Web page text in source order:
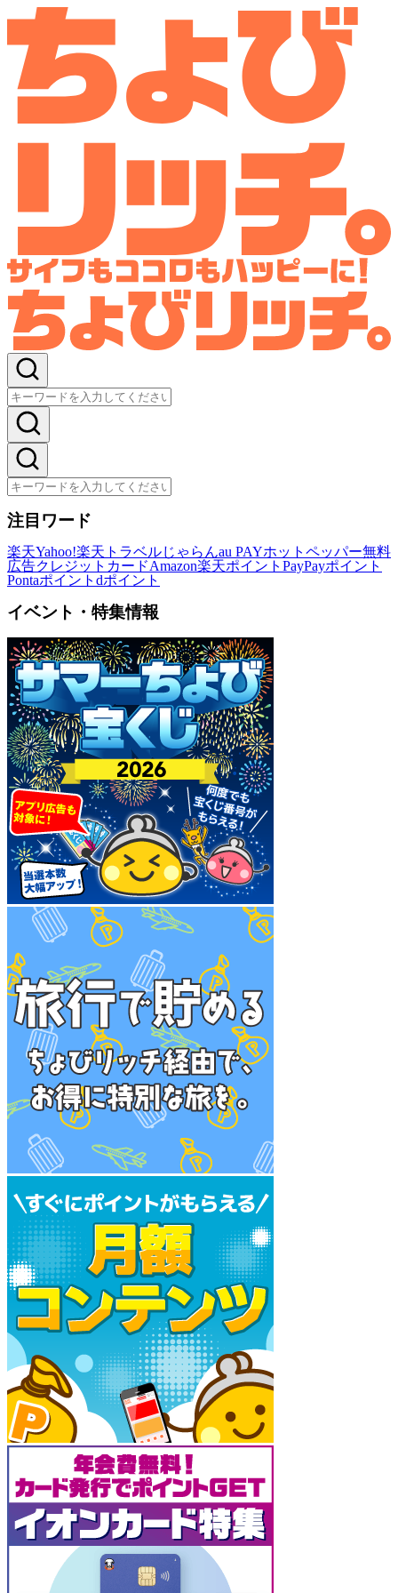
注目ワード
楽天Yahoo!楽天トラベルじゃらんau PAYホットペッパー無料
広告クレジットカードAmazon楽天ポイント PayPayポイント
Pontaポイント dポイント
イベント・特集情報